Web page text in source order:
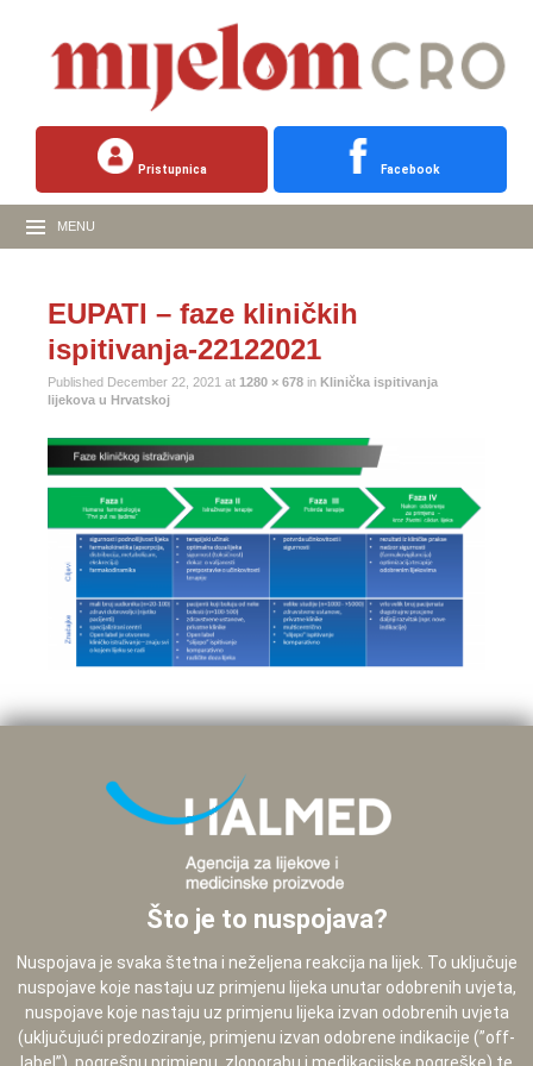
Pristupnica Facebook
MENU
EUPATI – faze kliničkih
ispitivanja-22122021
Published December 22, 2021 at 1280 × 678 in Klinička ispitivanja
lijekova u Hrvatskoj
Što je to nuspojava?
Nuspojava je svaka štetna i neželjena reakcija na lijek. To uključuje
nuspojave koje nastaju uz primjenu lijeka unutar odobrenih uvjeta,
nuspojave koje nastaju uz primjenu lijeka izvan odobrenih uvjeta
(uključujući predoziranje, primjenu izvan odobrene indikacije (”off-